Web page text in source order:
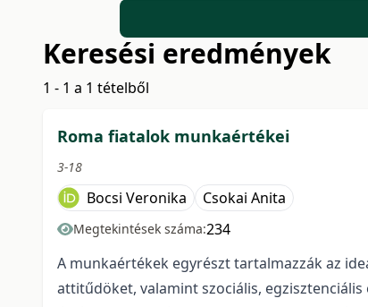
Keresési eredmények
1 - 1 a 1 tételből
Roma fiatalok munkaértékei
3-18
Bocsi Veronika Csokai Anita
Megtekintések száma:234
A munkaértékek egyrészt tartalmazzák az
attitűdöket, valamint szociális,